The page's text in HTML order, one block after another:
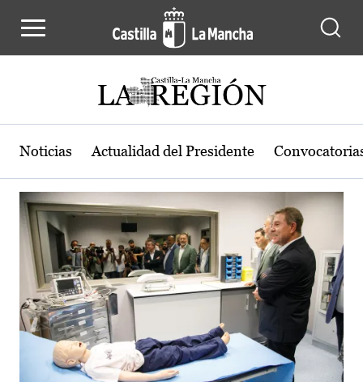
Actualidad de la región de Castilla-
Noticias Actualidad del Presidente